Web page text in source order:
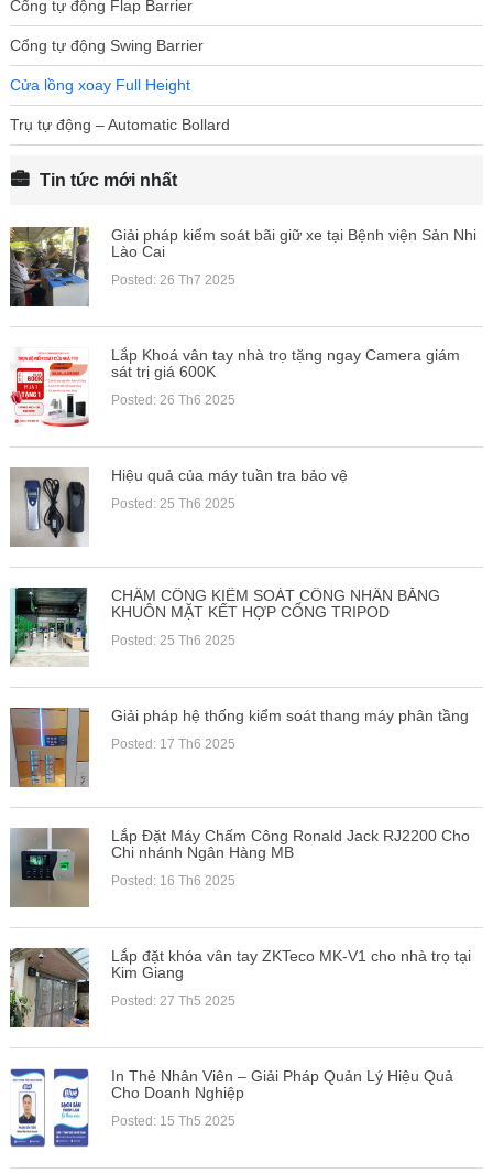
Cổng tự động Flap Barrier
Cổng tự động Swing Barrier
Cửa lồng xoay Full Height
Trụ tự động – Automatic Bollard
Tin tức mới nhất
Giải pháp kiểm soát bãi giữ xe tại Bệnh viện Sản Nhi
Lào Cai
Posted: 26 Th7 2025
Lắp Khoá vân tay nhà trọ tặng ngay Camera giám
sát trị giá 600K
Posted: 26 Th6 2025
Hiệu quả của máy tuần tra bảo vệ
Posted: 25 Th6 2025
CHẤM CÔNG KIỂM SOÁT CÔNG NHÂN BẰNG
KHUÔN MẶT KẾT HỢP CỔNG TRIPOD
Posted: 25 Th6 2025
Giải pháp hệ thống kiểm soát thang máy phân tầng
Posted: 17 Th6 2025
Lắp Đặt Máy Chấm Công Ronald Jack RJ2200 Cho
Chi nhánh Ngân Hàng MB
Posted: 16 Th6 2025
Lắp đặt khóa vân tay ZKTeco MK-V1 cho nhà trọ tại
Kim Giang
Posted: 27 Th5 2025
In Thẻ Nhân Viên – Giải Pháp Quản Lý Hiệu Quả
Cho Doanh Nghiệp
Posted: 15 Th5 2025